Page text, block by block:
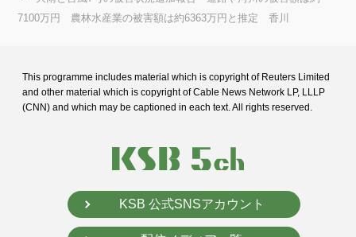
7100万円 農林水産業の被害額は約6363万円と推定 香川
This programme includes material which is copyright of Reuters Limited
and other material which is copyright of Cable News Network LP, LLLP
(CNN) and which may be captioned in each text. All rights reserved.
KSB 公式SNSアカウント